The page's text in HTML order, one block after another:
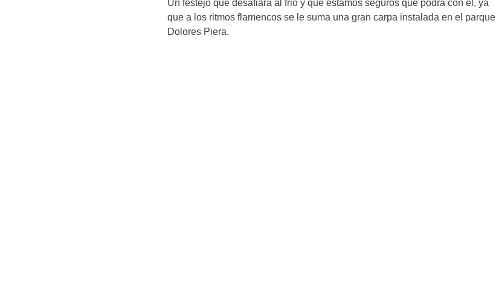
Un festejo que desafiará al frio y que estamos seguros que podrá con él, ya
que a los ritmos flamencos se le suma una gran carpa instalada en el parque
Dolores Piera.